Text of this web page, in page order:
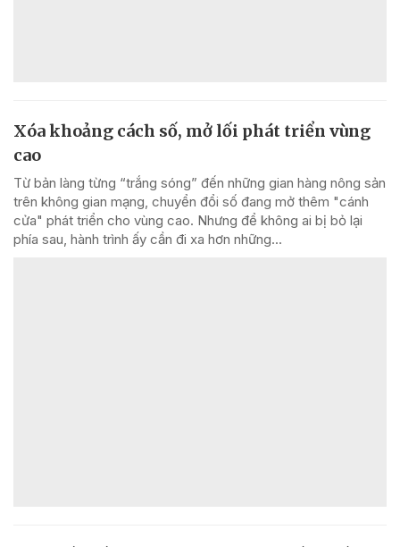
Xóa khoảng cách số, mở lối phát triển vùng
cao
Từ bản làng từng “trắng sóng” đến những gian hàng nông sản
trên không gian mạng, chuyển đổi số đang mở thêm "cánh
cửa" phát triển cho vùng cao. Nhưng để không ai bị bỏ lại
phía sau, hành trình ấy cần đi xa hơn những...